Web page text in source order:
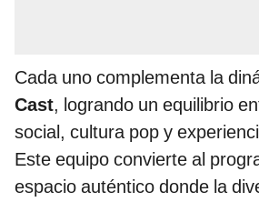
Cada uno complementa la
Cast, logrando un equilibrio
social, cultura pop y
Este equipo convierte al
espacio auténtico donde la